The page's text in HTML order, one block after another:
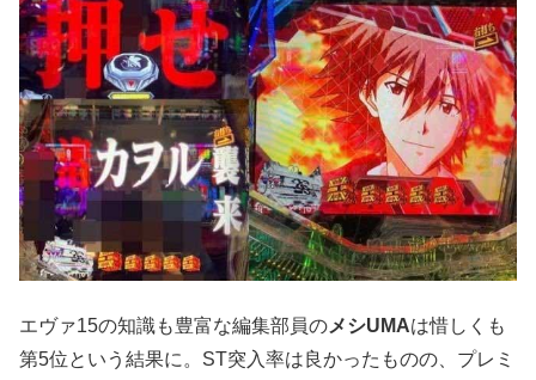
エヴァ15の知識も豊富な編集部員のメシUMAは惜しくも
第5位という結果に。ST突入率は良かったものの、プレミ